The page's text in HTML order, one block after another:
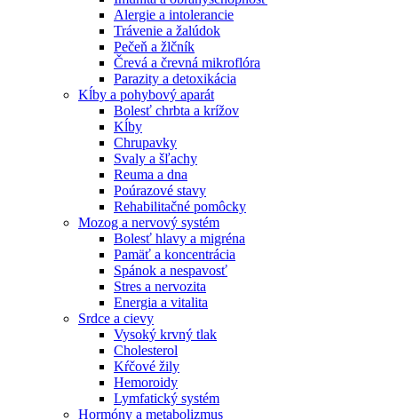
Alergie a intolerancie
Trávenie a žalúdok
Pečeň a žlčník
Črevá a črevná mikroflóra
Parazity a detoxikácia
Kĺby a pohybový aparát
Bolesť chrbta a krížov
Kĺby
Chrupavky
Svaly a šľachy
Reuma a dna
Poúrazové stavy
Rehabilitačné pomôcky
Mozog a nervový systém
Bolesť hlavy a migréna
Pamäť a koncentrácia
Spánok a nespavosť
Stres a nervozita
Energia a vitalita
Srdce a cievy
Vysoký krvný tlak
Cholesterol
Kŕčové žily
Hemoroidy
Lymfatický systém
Hormóny a metabolizmus